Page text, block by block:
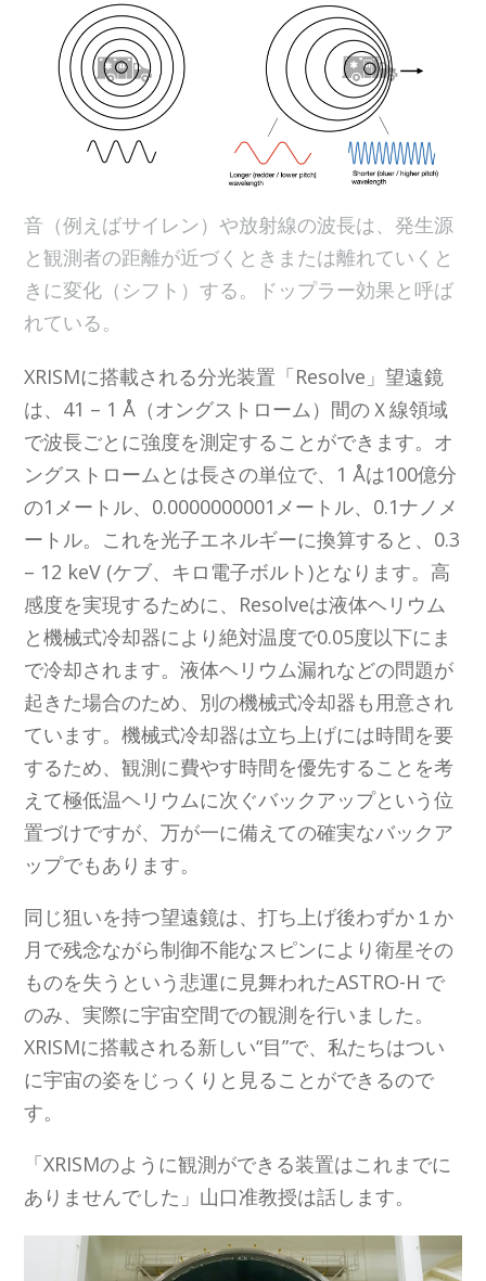
音（例えばサイレン）や放射線の波長は、発生源
と観測者の距離が近づくときまたは離れていくと
きに変化（シフト）する。ドップラー効果と呼ば
れている。
XRISMに搭載される分光装置「Resolve」望遠鏡
は、41 – 1 Å（オングストローム）間のＸ線領域
で波長ごとに強度を測定することができます。オ
ングストロームとは長さの単位で、1 Åは100億分
の1メートル、0.0000000001メートル、0.1ナノメ
ートル。これを光子エネルギーに換算すると、0.3
– 12 keV (ケブ、キロ電子ボルト)となります。高
感度を実現するために、Resolveは液体ヘリウム
と機械式冷却器により絶対温度で0.05度以下にま
で冷却されます。液体ヘリウム漏れなどの問題が
起きた場合のため、別の機械式冷却器も用意され
ています。機械式冷却器は立ち上げには時間を要
するため、観測に費やす時間を優先することを考
えて極低温ヘリウムに次ぐバックアップという位
置づけですが、万が一に備えての確実なバックア
ップでもあります。
同じ狙いを持つ望遠鏡は、打ち上げ後わずか１か
月で残念ながら制御不能なスピンにより衛星その
ものを失うという悲運に見舞われたASTRO-H で
のみ、実際に宇宙空間での観測を行いました。
XRISMに搭載される新しい“目”で、私たちはつい
に宇宙の姿をじっくりと見ることができるので
す。
「XRISMのように観測ができる装置はこれまでに
ありませんでした」山口准教授は話します。